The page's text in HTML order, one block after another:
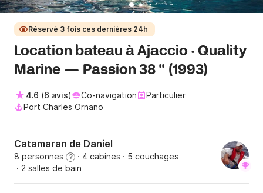
Réservé 3 fois ces dernières 24h
Location bateau à Ajaccio · Quality
Marine — Passion 38 '' (1993)
4.6 (6 avis) Co-navigation
Particulier
Port Charles Ornano
Catamaran de Daniel
8 personnes ? · 4 cabines · 5 couchages
· 2 salles de bain